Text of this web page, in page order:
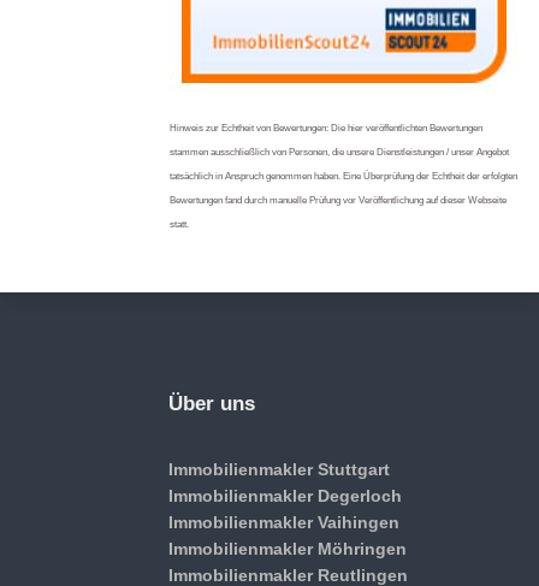
Hinweis zur Echtheit von Bewertungen: Die hier veröffentlichten Bewertungen
stammen ausschließlich von Personen, die unsere Dienstleistungen / unser Angebot
tatsächlich in Anspruch genommen haben. Eine Überprüfung der Echtheit der erfolgten
Bewertungen fand durch manuelle Prüfung vor Veröffentlichung auf dieser Webseite
statt.
Über uns
Immobilienmakler Stuttgart
Immobilienmakler Degerloch
Immobilienmakler Vaihingen
Immobilienmakler Möhringen
Immobilienmakler Reutlingen